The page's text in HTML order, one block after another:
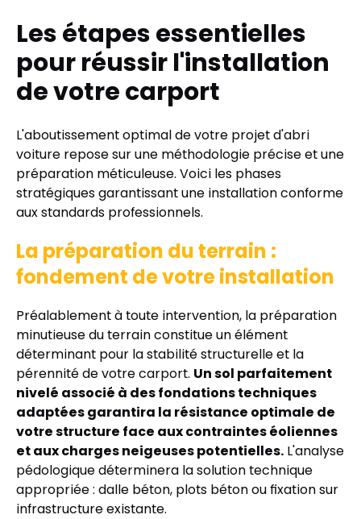
Les étapes essentielles
pour réussir l'installation
de votre carport
L'aboutissement optimal de votre projet d'abri
voiture repose sur une méthodologie précise et une
préparation méticuleuse. Voici les phases
stratégiques garantissant une installation conforme
aux standards professionnels.
La préparation du terrain :
fondement de votre installation
Préalablement à toute intervention, la préparation
minutieuse du terrain constitue un élément
déterminant pour la stabilité structurelle et la
pérennité de votre carport. Un sol parfaitement
nivelé associé à des fondations techniques
adaptées garantira la résistance optimale de
votre structure face aux contraintes éoliennes
et aux charges neigeuses potentielles. L'analyse
pédologique déterminera la solution technique
appropriée : dalle béton, plots béton ou fixation sur
infrastructure existante.